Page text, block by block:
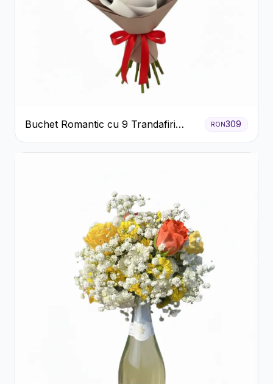
Buchet Romantic cu 9 Trandafiri
Roșii
RON309